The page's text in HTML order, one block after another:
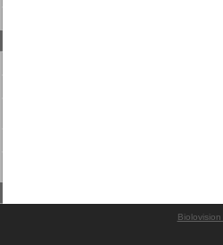
Biolovision